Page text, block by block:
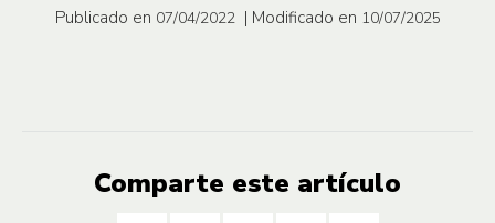
Publicado en 07/04/2022 | Modificado en 10/07/2025
Comparte este artículo